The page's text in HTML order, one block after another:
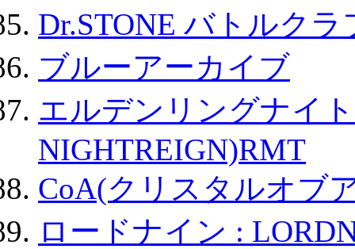
Dr.STONE バトルク
ブルーアーカイブ
エルデンリングナイ
NIGHTREIGN)RMT
CoA(クリスタルオブ
ロードナイン :